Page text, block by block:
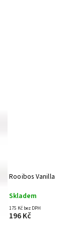
Rooibos Vanilla
Skladem
175 Kč bez DPH
196 Kč